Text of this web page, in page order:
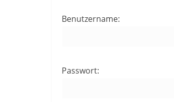
Benutzername:
Passwort: